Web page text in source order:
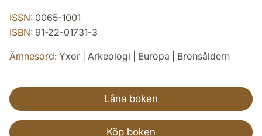
ISSN: 0065-1001
ISBN: 91-22-01731-3
Ämnesord: Yxor | Arkeologi | Europa | Bronsåldern
Låna boken
Köp boken